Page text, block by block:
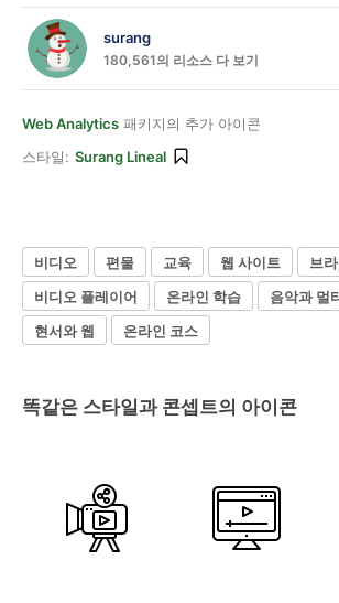
surang
180,561의 리소스 다 보기
Web Analytics 패키지의 추가 아이콘
스타일: Surang Lineal
비디오 편물 교육 웹 사이트
브
비디오 플레이어
온라인 학습
음악과 멀
현서와 웹
온라인 코스
똑같은 스타일과 콘셉트의 아이콘